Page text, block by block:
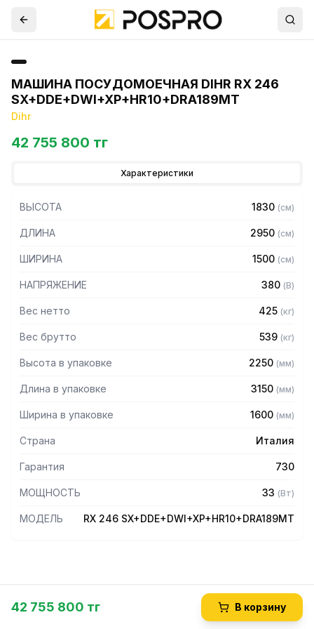
МАШИНА ПОСУДОМОЕЧНАЯ DIHR RX 246
SX+DDE+DWI+XP+HR10+DRA189MT
Dihr
42 755 800 тг
Характеристики
ВЫСОТА 1830 (см)
ДЛИНА 2950 (см)
ШИРИНА 1500 (см)
НАПРЯЖЕНИЕ 380 (В)
Вес нетто 425 (кг)
Вес брутто 539 (кг)
Высота в упаковке 2250 (мм)
Длина в упаковке 3150 (мм)
Ширина в упаковке 1600 (мм)
Страна Италия
Гарантия 730
МОЩНОСТЬ 33 (Вт)
МОДЕЛЬ RX 246 SX+DDE+DWI+XP+HR10+DRA189MT
42 755 800 тг В корзину